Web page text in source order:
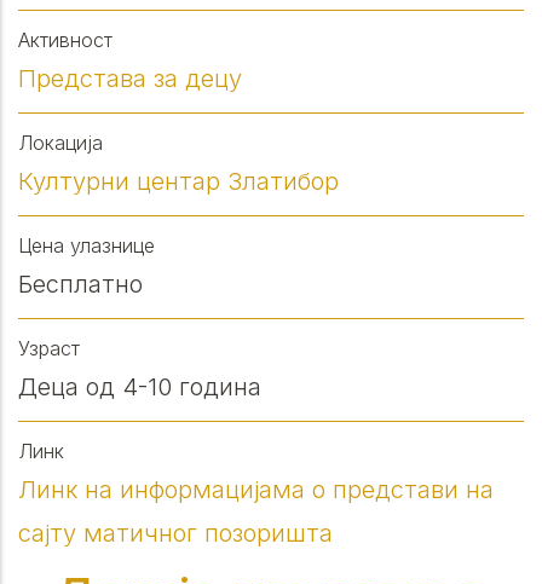
Активност
Представа за децу
Локација
Културни центар Златибор
Цена улазнице
Бесплатно
Узраст
Деца од 4-10 година
Линк
Линк на информацијама о представи на
сајту матичног позоришта